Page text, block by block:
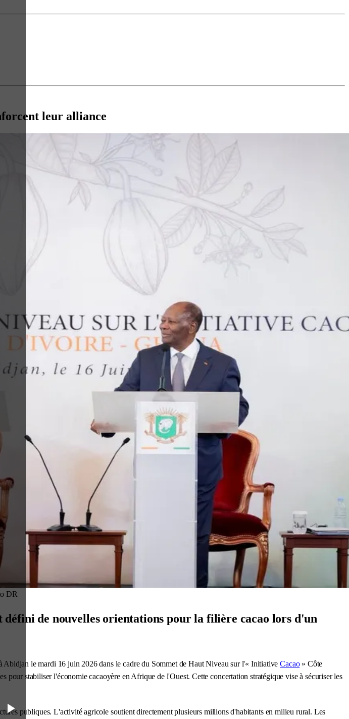
leur alliance
DR
de nouvelles orientations pour la filière cacao lors d'un
Abidjan le mardi 16 juin 2026 dans le cadre du Sommet de Haut Niveau sur l'« InitiativeCacao» Côte
stabiliser l'économie cacaoyère en Afrique de l'Ouest. Cette concertation stratégique vise à sécuriser les
publiques. L'activité agricole soutient directement plusieurs millions d'habitants en milieu rural. Les